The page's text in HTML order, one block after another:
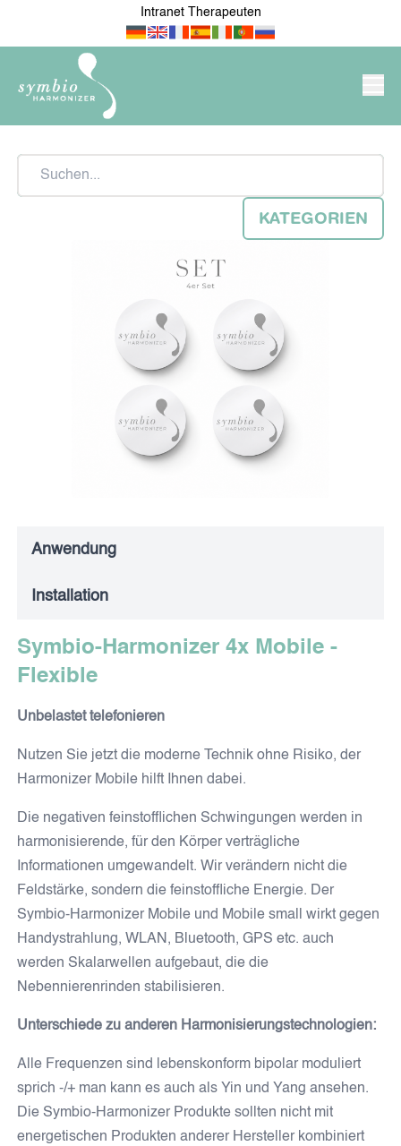
Intranet Therapeuten
FÜR MEINE WOHNUNG /
MEIN ARBEITSPLATZ &
UNTERNEHMEN
FÜR ÄRZTE &
THERAPEUTEN
FÜR MEINE TIERE MOBILE ENDGERÄTE
GESICHTSPFLEGE
ZAHNPFLEGE
SOJALL HARMONIS-TROPFEN
DORA OXYGEN
MEINE GESUNDE
Symbio-Harmonizer Tube
NEWS
Blogbeiträge
Neuigkeiten
KATEGORIEN
Anwendung
Installation
Symbio-Harmonizer 4x Mobile -
Flexible
Unbelastet telefonieren
Nutzen Sie jetzt die moderne Technik ohne Risiko, der
Harmonizer Mobile hilft Ihnen dabei.
Die negativen feinstofflichen Schwingungen werden in
harmonisierende, für den Körper verträgliche
Informationen umgewandelt. Wir verändern nicht die
Feldstärke, sondern die feinstoffliche Energie. Der
Symbio-Harmonizer Mobile und Mobile small wirkt gegen
Handystrahlung, WLAN, Bluetooth, GPS etc. auch
werden Skalarwellen aufgebaut, die die
Nebennierenrinden stabilisieren.
Unterschiede zu anderen Harmonisierungstechnologien:
Alle Frequenzen sind lebenskonform bipolar moduliert
sprich -/+ man kann es auch als Yin und Yang ansehen.
Die Symbio-Harmonizer Produkte sollten nicht mit
energetischen Produkten anderer Hersteller kombiniert